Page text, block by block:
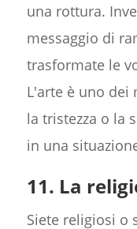
una rottura.
messaggio di
trasformate le
L'arte è uno
la tristezza o la
in una
11. La
Siete religiosi o